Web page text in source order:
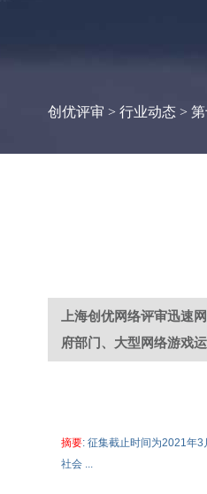
创优评审 > 行业动态> 第
上海创优网络评审迅速
府部门、大型网络游戏
摘要: 征集截止时间为2021年
社会 ...